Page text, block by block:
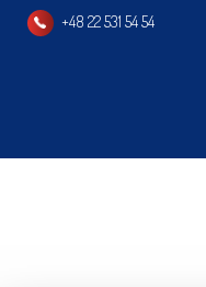
+48 22 531 54 54